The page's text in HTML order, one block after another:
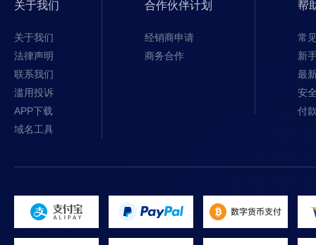
关于我们
关于我们
法律声明
联系我们
滥用投诉
APP下载
域名工具
合作伙伴计划
经销商申请
商务合作
帮
常
新
最
安
付